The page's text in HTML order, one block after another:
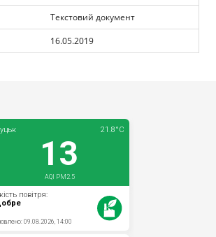
Текстовий документ
16.05.2019